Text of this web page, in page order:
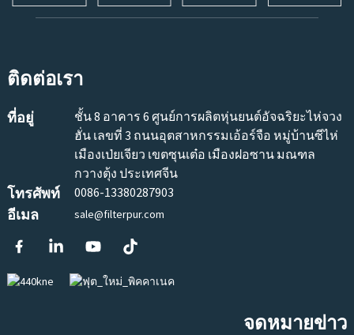
ติดต่อเรา
ที่อยู่
ชั้น 8 อาคาร 6 ศูนย์การผลิตหุ่นยนต์อัจฉริยะไห่จวง
ฮั่น เลขที่ 3 ถนนอุตสาหกรรมเอ้อร์จือ หมู่บ้านซีไห่
เมืองเป่ยเจียว เขตซุนเต๋อ เมืองฝอซาน มณฑล
กวางตุ้ง ประเทศจีน
โทรศัพท์ 0086-13380287903
อีเมล sale@filterpur.com
จดหมายข่าว